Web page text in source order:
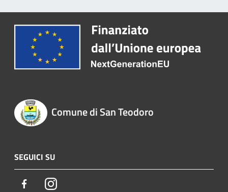
Comune di San Teodoro
SEGUICI SU
FacebookInstagram